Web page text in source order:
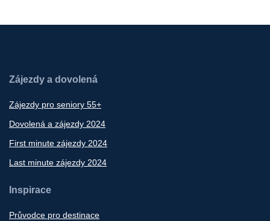
Zájezdy a dovolená
Zájezdy pro seniory 55+
Dovolená a zájezdy 2024
First minute zájezdy 2024
Last minute zájezdy 2024
Inspirace
Průvodce pro destinace